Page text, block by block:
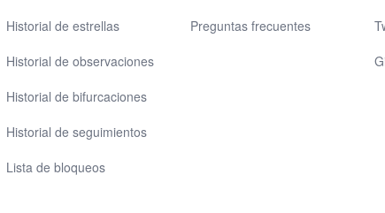
Historial de estrellas
Historial de observaciones
Historial de bifurcaciones
Historial de seguimientos
Lista de bloqueos
Preguntas frecuentes